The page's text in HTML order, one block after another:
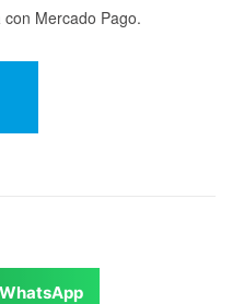
con Mercado Pago.
WhatsApp